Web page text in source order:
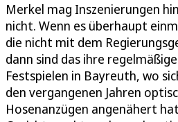
Merkel mag Inszenierungen
nicht. Wenn es überhaupt
die nicht mit dem
dann sind das ihre
Festspielen in Bayreuth, wo
den vergangenen Jahren
Hosenanzügen angenähert